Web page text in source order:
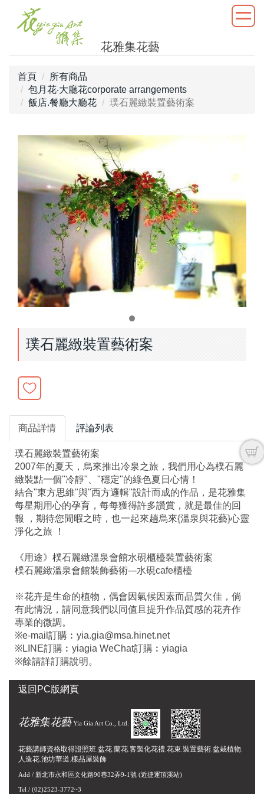
花雅集花藝
首頁
所有商品
包月花‧大廳花corporate arrangements
飯店.餐廳大廳花
璞石麗緻裝置藝術案
璞石麗緻裝置藝術案
商品詳情 評論列表
璞石麗緻裝置藝術案
2007年的夏天，烏來推出冷泉之旅，我們用心為樸石麗
緻裝點一個"冷靜"、"穩定"的綠色夏日心情！
結合"東方思維"與"西方邏輯"設計而成的作品，是花雅集
每星期用心的孕育，每每獲得許多讚賞，就是最佳的回
報 ，期待您閒暇之時，也一起來趟烏來{溫泉與花藝}心靈
淨化之旅 ！
《用途》樸石麗緻溫泉會館水硯櫃檯裝置藝術案
樸石麗緻溫泉會館裝飾藝術---水硯cafe櫃檯
※花卉是生命的植物，偶會因氣候因素而品質欠佳，倘
有此情況，請同意我們以同值且提升作品質感的花卉作
專業的微調。
※e-mail訂購︰yia.gia@msa.hinet.net
※LINE訂購︰yiagia WeChat訂購︰yiagia
※餘請詳訂購說明。
返回PC版網頁
花雅集花藝Yia Gia Art Co., Ltd.
花藝講師資格取得證照班.盆花.蘭花.客製化花禮.花束.裝置藝術.盆栽植物.
人造花.池坊華道.樣品屋裝飾
Add / 新北市永和區文化路90巷32弄9-1號 (近捷運頂溪站)
Tel / (02)2523-3772~3